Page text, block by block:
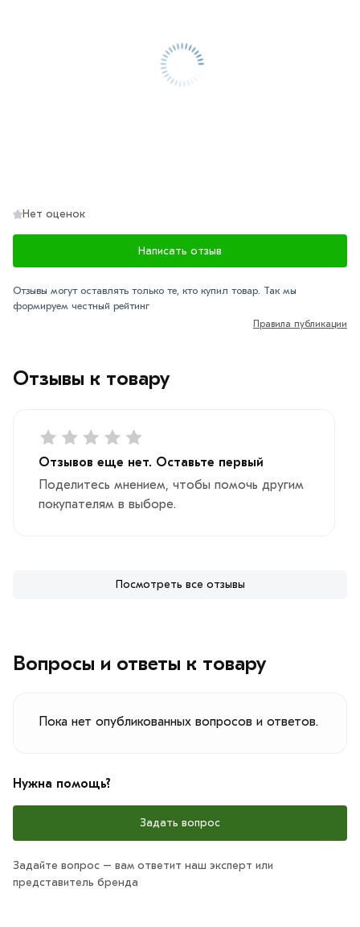
Отзывы к товару
Отзывов еще нет. Оставьте первый
Поделитесь мнением, чтобы помочь другим
покупателям в выборе.
Посмотреть все отзывы
Нет оценок
Написать отзыв
Отзывы могут оставлять только те, кто купил товар. Так мы
формируем честный рейтинг
Правила публикации
Вопросы и ответы к товару
Пока нет опубликованных вопросов и ответов.
Нужна помощь?
Задать вопрос
Задайте вопрос – вам ответит наш эксперт или
представитель бренда